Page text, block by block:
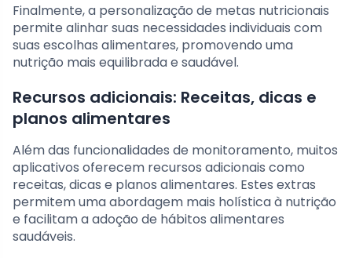
Finalmente, a personalização de metas nutricionais
permite alinhar suas necessidades individuais com
suas escolhas alimentares, promovendo uma
nutrição mais equilibrada e saudável.
Recursos adicionais: Receitas, dicas e
planos alimentares
Além das funcionalidades de monitoramento, muitos
aplicativos oferecem recursos adicionais como
receitas, dicas e planos alimentares. Estes extras
permitem uma abordagem mais holística à nutrição
e facilitam a adoção de hábitos alimentares
saudáveis.